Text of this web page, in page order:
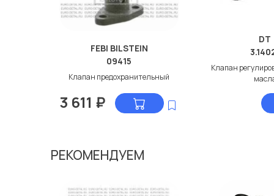
FEBI BILSTEIN
09415
Клапан предохранительный
3 611 ₽
DT
Клапан
РЕКОМЕНДУЕМ